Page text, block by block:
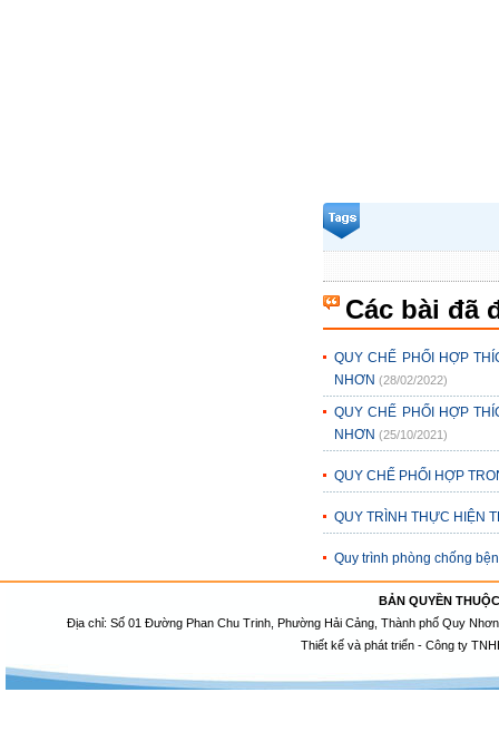
Các bài đã
QUY CHẾ PHỐI HỢP
NHƠN (28/02/2022)
QUY CHẾ PHỐI HỢP
NHƠN (25/10/2021)
QUY CHẾ PHỐI HỢP
QUY TRÌNH THỰC HIỆN
Quy trình phòng chống
BẢN QUYỀN
Địa chỉ: Số 01 Đường Phan Chu Trinh, Phường Hải Cảng, Thành phố Quy
Thiết kế và phát triển - Công ty